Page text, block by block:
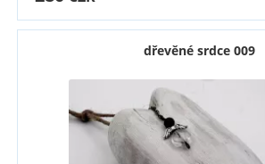
dřevěné srdce 009